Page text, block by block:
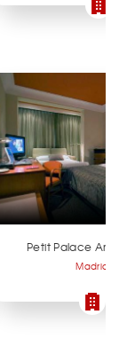
Petit Palace
Madrid